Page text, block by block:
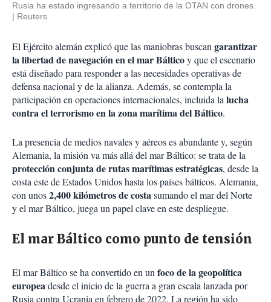
Rusia ha estado ingresando a territorio de la OTAN con drones.
Reuters
El Ejército alemán explicó que las maniobras buscangarantizar
la libertad de navegación en el mar Bálticoy que el escenario
está diseñado para responder a las necesidades operativas de
defensa nacional y de la alianza. Además, se contempla la
participación en operaciones internacionales, incluida lalucha
contra el terrorismo en la zona marítima del Báltico.
La presencia de medios navales y aéreos es abundante y, según
Alemania, la misión va más allá del mar Báltico: se trata de la
protección conjunta de rutas marítimas estratégicas, desde la
costa este de Estados Unidos hasta los países bálticos. Alemania,
con unos2,400 kilómetros de costasumando el mar del Norte
y el mar Báltico, juega un papel clave en este despliegue.
El mar Báltico como punto de tensión
El mar Báltico se ha convertido en unfoco de la geopolítica
europeadesde el inicio de la guerra a gran escala lanzada por
Rusia contra Ucrania en febrero de 2022. La región ha sido